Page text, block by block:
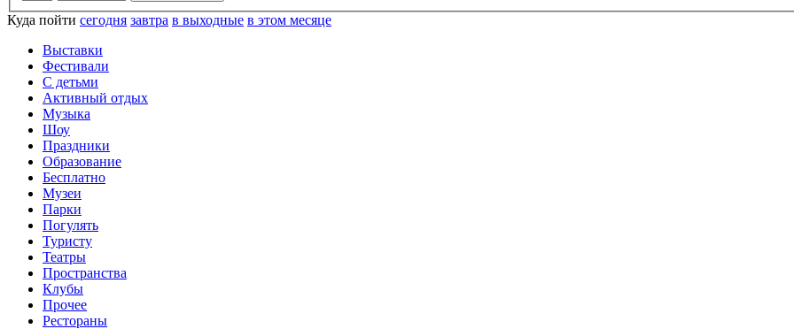
Куда пойти сегодня завтра в выходные в этом месяце
Выставки
Фестивали
С детьми
Активный отдых
Музыка
Шоу
Праздники
Образование
Бесплатно
Музеи
Парки
Погулять
Туристу
Театры
Пространства
Клубы
Прочее
Рестораны